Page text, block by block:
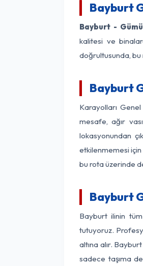
Bayburt
Bayburt -
kalitesi ve
doğrultusunda, bu
Bayburt
Karayolları
mesafe, ağır
lokasyonundan
etkilenmemesi
bu rota üzerinde
Bayburt
Bayburt ilinin
tutuyoruz.
altına alır.
sadece taşıma